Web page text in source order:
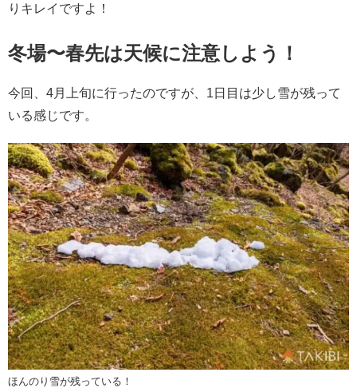
りキレイですよ！
冬場〜春先は天候に注意しよう！
今回、4月上旬に行ったのですが、1日目は少し雪が残って
いる感じです。
ほんのり雪が残っている！